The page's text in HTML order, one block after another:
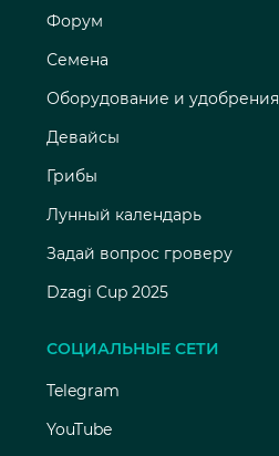
Форум
Семена
Оборудование и удобрения
Девайсы
Грибы
Лунный календарь
Задай вопрос гроверу
Dzagi Cup 2025
СОЦИАЛЬНЫЕ СЕТИ
Telegram
YouTube